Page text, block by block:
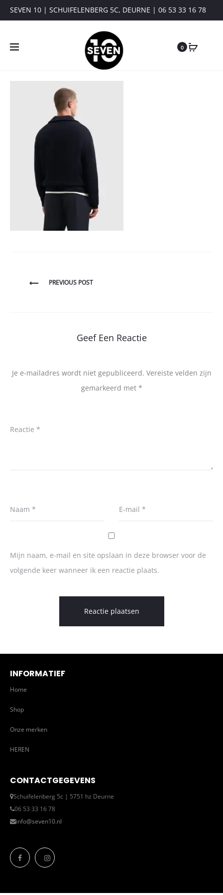
SEVEN 10 | SCHUIFELENBERG 5C, DEURNE | 06 53 33 16 78
0
BerichtPREVIOUS POST
Geef Een Reactie
Je e-mailadres wordt niet gepubliceerd. Vereiste velden zijn
gemarkeerd met *
Reactie *
Naam * E-mail *
Mijn naam, e-mail en site opslaan in deze browser voor de
volgende keer wanneer ik een reactie plaats.
INFORMATIEF
Home
Shop
Onze merken
HEREN
CONTACTGEGEVENS
Schuifelenberg 5c | 5751 hz Deurne
06 53 33 16 78
info@seven10.nl